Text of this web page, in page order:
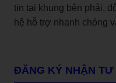
tin tại khung bên phải,
hệ hỗ trợ nhanh chóng
ĐĂNG KÝ NHẬN TƯ